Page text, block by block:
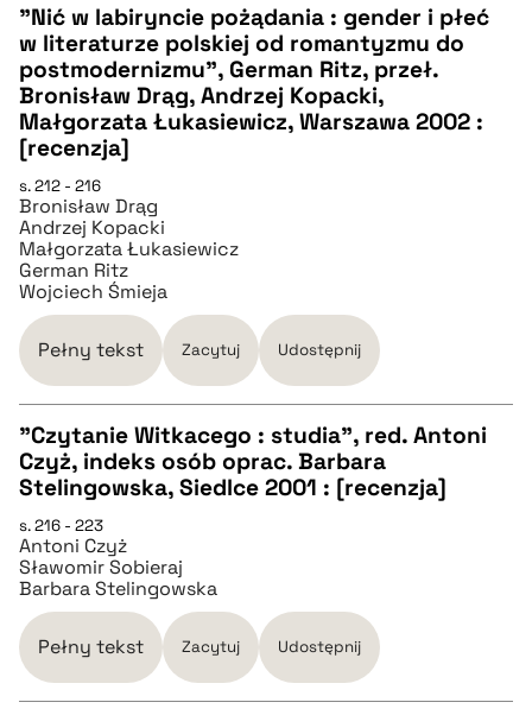
CZYSTY TEKST
pobierz cytat
BIBTEX
pobierz cytat
"Nić w labiryncie pożądania : gender i płeć
w literaturze polskiej od romantyzmu do
postmodernizmu", German Ritz, przeł.
Bronisław Drąg, Andrzej Kopacki,
Małgorzata Łukasiewicz, Warszawa 2002 :
[recenzja]
s. 212 - 216
Bronisław Drąg
Andrzej Kopacki
Małgorzata Łukasiewicz
German Ritz
Wojciech Śmieja
Pełny tekst Zacytuj Udostępnij
CZYSTY TEKST
pobierz cytat
BIBTEX
pobierz cytat
"Czytanie Witkacego : studia", red. Antoni
Czyż, indeks osób oprac. Barbara
Stelingowska, Siedlce 2001 : [recenzja]
s. 216 - 223
Antoni Czyż
Sławomir Sobieraj
Barbara Stelingowska
Pełny tekst Zacytuj Udostępnij